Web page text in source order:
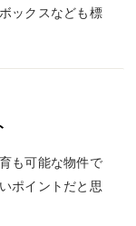
ックスなども標
も可能な物件で
ポイントだと思